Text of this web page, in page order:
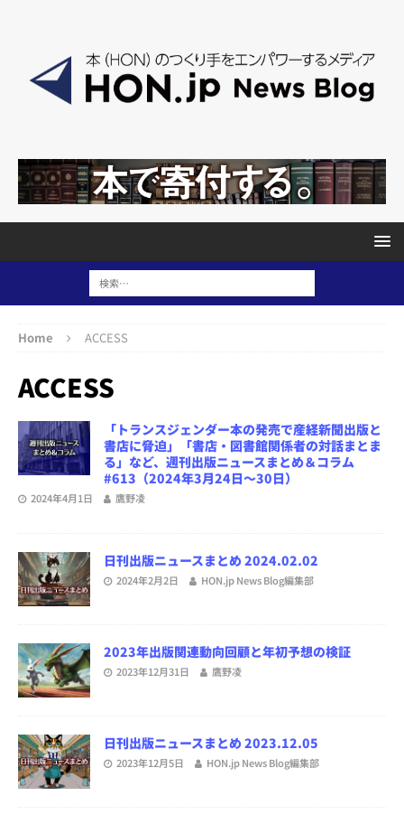
Home ACCESS
ACCESS
「トランスジェンダー本の発売で産経新聞出版と
書店に脅迫」「書店・図書館関係者の対話まとま
る」など、週刊出版ニュースまとめ＆コラム
#613（2024年3月24日～30日）
2024年4月1日 鷹野凌
日刊出版ニュースまとめ 2024.02.02
2024年2月2日 HON.jp News Blog編集部
2023年出版関連動向回顧と年初予想の検証
2023年12月31日 鷹野凌
日刊出版ニュースまとめ 2023.12.05
2023年12月5日 HON.jp News Blog編集部